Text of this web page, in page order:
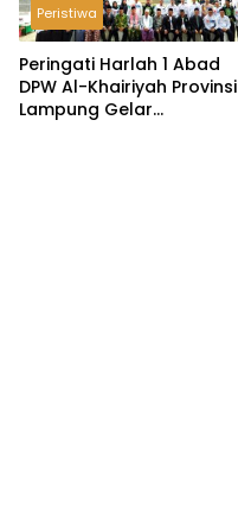
Peristiwa
Peringati Harlah 1 Abad
DPW Al-Khairiyah Provinsi
Lampung Gelar